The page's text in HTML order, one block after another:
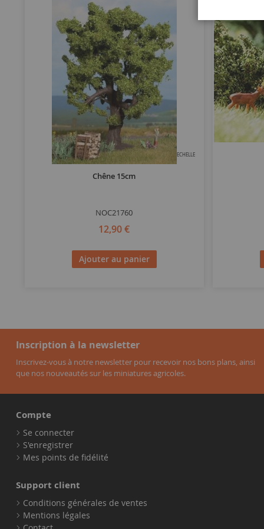
ECHELLE
Chêne 15cm
NOC21760
12,90 €
Ajouter au panier
Inscription à la newsletter
Inscrivez-vous à notre newsletter pour recevoir nos bons plans, ainsi
que nos nouveautés sur les miniatures agricoles.
Compte
Se connecter
S'enregistrer
Mes points de fidélité
Support client
Conditions générales de ventes
Mentions légales